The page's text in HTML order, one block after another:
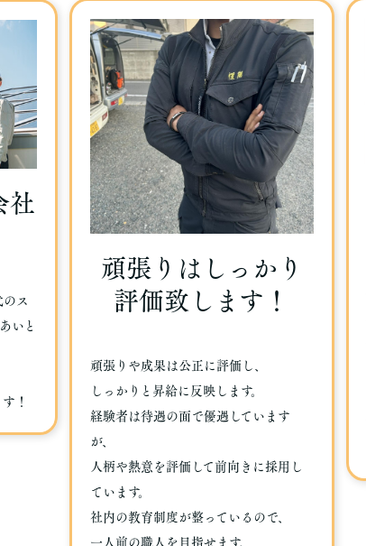
頑張りはしっかり
評価致します！
頑張りや成果は公正に評価し、
しっかりと昇給に反映します。
経験者は待遇の面で優遇しています
が、
人柄や熱意を評価して前向きに採用し
ています。
社内の教育制度が整っているので、
一人前の職人を目指せます。
社
のス
いと
！